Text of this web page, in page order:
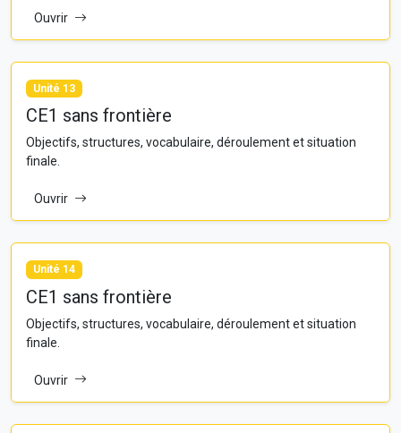
Ouvrir
Unité 13
CE1 sans frontière
Objectifs, structures, vocabulaire, déroulement et situation
finale.
Ouvrir
Unité 14
CE1 sans frontière
Objectifs, structures, vocabulaire, déroulement et situation
finale.
Ouvrir